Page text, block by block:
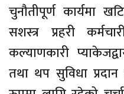
चुनौतीपूर्ण कार्यमा
सशस्त्र प्रहरी
कल्याणकारी
तथा थप सुविधा